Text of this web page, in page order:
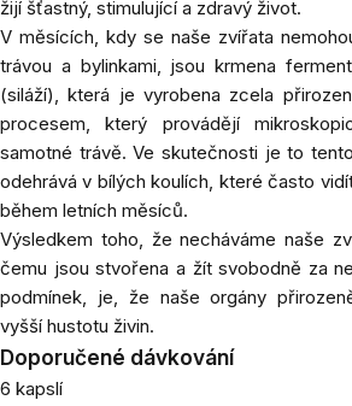
žijí šťastný, stimulující a zdravý život.
V měsících, kdy se naše zvířata
trávou a bylinkami, jsou krmena
(siláží), která je vyrobena zcela
procesem, který provádějí
samotné trávě. Ve skutečnosti je to
odehrává v bílých koulích, které často
během letních měsíců.
Výsledkem toho, že necháváme naše
čemu jsou stvořena a žít svobodně za
podmínek, je, že naše orgány
vyšší hustotu živin.
Doporučené dávkování
6 kapslí